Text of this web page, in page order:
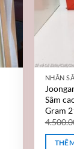
NHÂN
Sâm
Gram